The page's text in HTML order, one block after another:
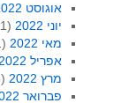
אוגוסט 2022
יוני 2022
(1)
מאי 2022
(1)
אפריל 2022
מרץ 2022
(3)
פברואר 2022